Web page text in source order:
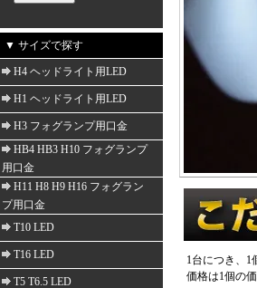
▼ サイズで探す
H4 ヘッドライト用LED
H1 ヘッドライト用LED
H3 フォグランプ用口金
HB4 HB3 H10 フォグランプ
用口金
H11 H8 H9 H16 フォグラン
プ用口金
T10 LED
T16 LED
T5 T6.5 LED
1台につき、1
価格は1個の